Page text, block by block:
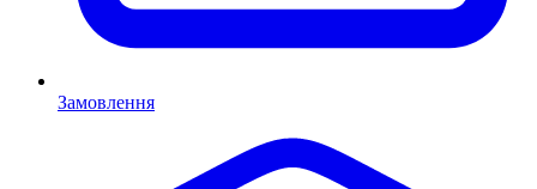
Замовлення